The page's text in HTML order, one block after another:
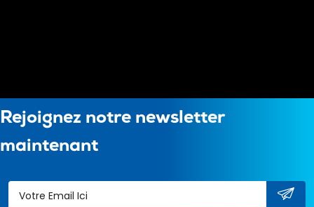
Rejoignez notre newsletter
maintenant